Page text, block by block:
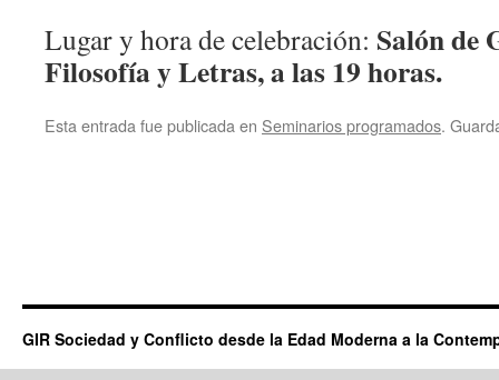
Lugar y hora de celebración: Salón de
Filosofía y Letras, a las 19 horas.
Esta entrada fue publicada en Seminarios programados.
GIR Sociedad y Conflicto desde la Edad Moderna a la